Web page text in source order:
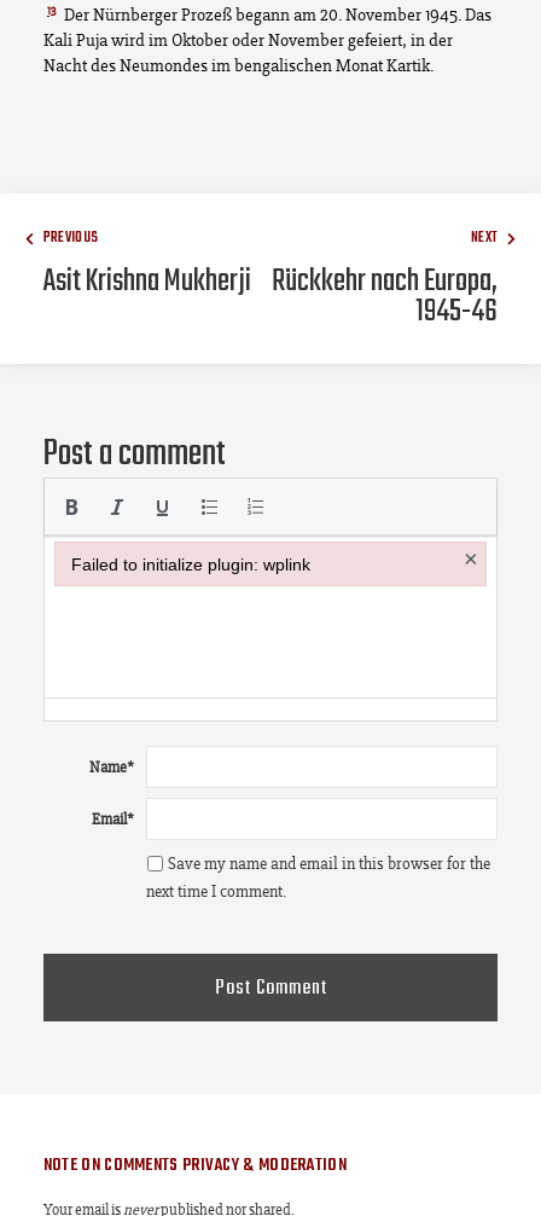
13 Der Nürnberger Prozeß begann am 20. November 1945. Das
Kali Puja wird im Oktober oder November gefeiert, in der
Nacht des Neumondes im bengalischen Monat Kartik.
PREVIOUS
Asit Krishna Mukherji
NEXT
Rückkehr nach Europa,
1945-46
Post a comment
Name*
Email*
Save my name and email in this browser for the
next time I comment.
NOTE ON COMMENTS PRIVACY & MODERATION
Your email is neverpublished nor shared.
Failed to initialize plugin: wplink ×
Failed to initialize plugin: wplink